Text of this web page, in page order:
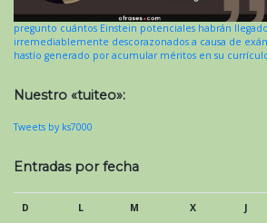
pregunto cuántos Einstein potenciales habrán
irremediablemente descorazonados a causa de
hastío generado por acumular méritos en su
Nuestro «tuiteo»:
Tweets by ks7000
Entradas por fecha
D L M X J